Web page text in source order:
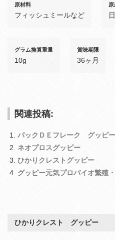
原材料
フィッシュミールなど
原
グラム換算重量
10g
賞味期限
36ヶ月
関連投稿:
パックＤＥフレーク グッピ
ネオプロスグッピー
ひかりクレストグッピー
グッピー元気プロバイオ繁殖
ひかりクレスト グッピー